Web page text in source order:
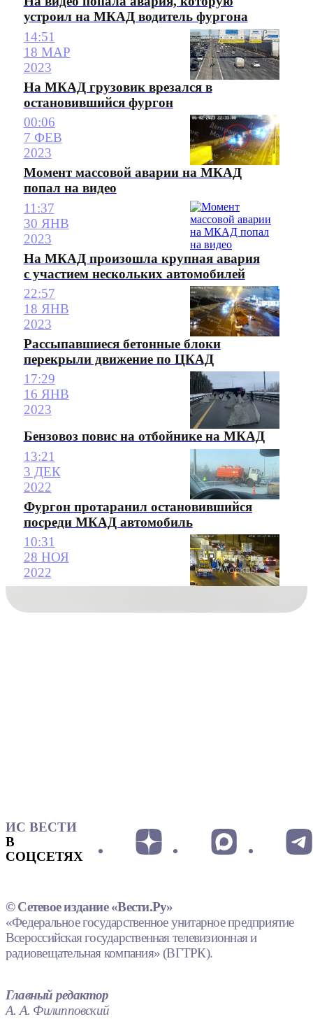
устроил на МКАД водитель фургона
14:51
18 МАР
2023
На МКАД грузовик врезался в
остановившийся фургон
00:06
7 ФЕВ
2023
Момент массовой аварии на МКАД
попал на видео
11:37
30 ЯНВ
2023
На МКАД произошла крупная авария
с участием нескольких автомобилей
22:57
18 ЯНВ
2023
Рассыпавшиеся бетонные блоки
перекрыли движение по ЦКАД
17:29
16 ЯНВ
2023
Бензовоз повис на отбойнике на МКАД
13:21
3 ДЕК
2022
Фургон протаранил остановившийся
посреди МКАД автомобиль
10:31
28 НОЯ
2022
ИС ВЕСТИ
В
СОЦСЕТЯХ
© Сетевое издание «Вести.Ру»
«Федеральное государственное унитарное предприятие
Всероссийская государственная телевизионная и
радиовещательная компания» (ВГТРК).
Главный редактор
А. А. Филипповский